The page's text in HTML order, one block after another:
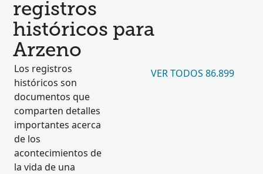
registros
históricos para
Arzeno
Los registros
históricos son
documentos que
comparten detalles
importantes acerca
de los
acontecimientos de
la vida de una
VER TODOS 86.899